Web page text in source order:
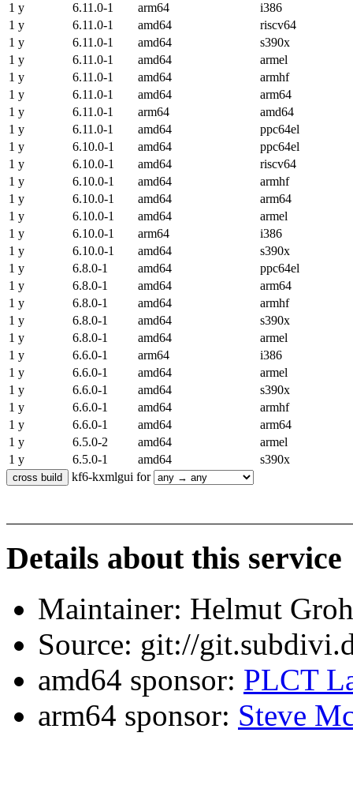
1 y
6.11.0-1 arm64
i386
1 y
6.11.0-1 amd64
riscv64
1 y
6.11.0-1 amd64
s390x
1 y
6.11.0-1 amd64
armel
1 y
6.11.0-1 amd64
armhf
1 y
6.11.0-1 amd64
arm64
1 y
6.11.0-1 arm64
amd64
1 y
6.11.0-1 amd64
ppc64el
1 y
6.10.0-1 amd64
ppc64el
1 y
6.10.0-1 amd64
riscv64
1 y
6.10.0-1 amd64
armhf
1 y
6.10.0-1 amd64
arm64
1 y
6.10.0-1 amd64
armel
1 y
6.10.0-1 arm64
i386
1 y
6.10.0-1 amd64
s390x
1 y
6.8.0-1 amd64
ppc64el
1 y
6.8.0-1 amd64
arm64
1 y
6.8.0-1 amd64
armhf
1 y
6.8.0-1 amd64
s390x
1 y
6.8.0-1 amd64
armel
1 y
6.6.0-1 arm64
i386
1 y
6.6.0-1 amd64
armel
1 y
6.6.0-1 amd64
s390x
1 y
6.6.0-1 amd64
armhf
1 y
6.6.0-1 amd64
arm64
1 y
6.5.0-2 amd64
armel
1 y
6.5.0-1 amd64
s390x
kf6-kxmlgui for
Details about this service
Maintainer: Helmut
Source: git://
amd64 sponsor: PLCT
arm64 sponsor: Steve